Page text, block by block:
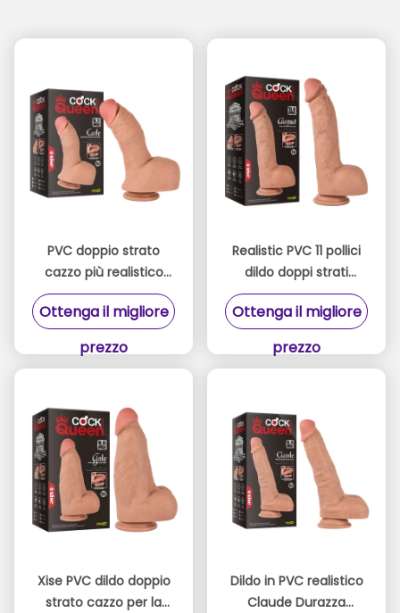
PVC doppio strato
cazzo più realistico
dildo per la regina
diametro 6,2 cm di
dildo
Ottenga il migliore
prezzo
Realistic PVC 11 pollici
dildo doppi strati
grande cazzo per le
donne sex toys
Ottenga il migliore
prezzo
Xise PVC dildo doppio
strato cazzo per la
Dildo in PVC realistico
Claude Durazza